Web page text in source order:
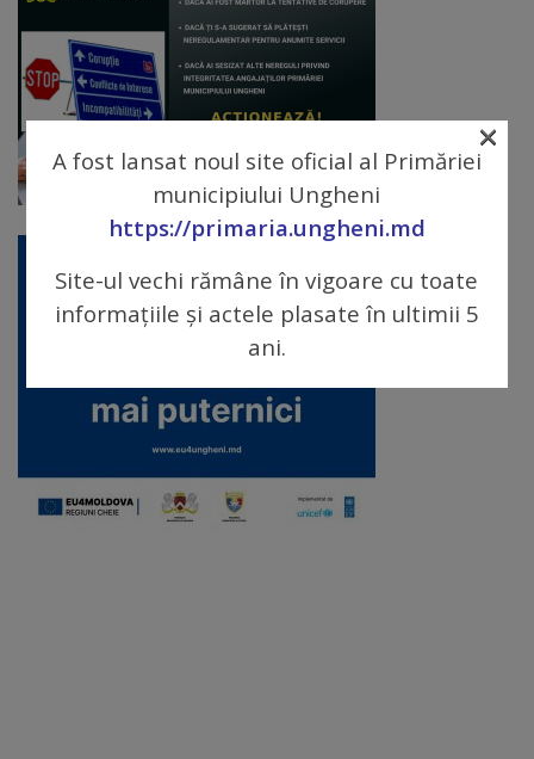
turistice
Sculpturi
(harta
sculpturilor)
Monumente
arhitecturale
Personalități
marcante
Sportivi
de
performanță
A fost lansat noul site oficial al Primăriei
municipiului Ungheni
https://primaria.ungheni.md
Site-ul vechi rămâne în vigoare cu toate
informațiile și actele plasate în ultimii 5
ani.
×